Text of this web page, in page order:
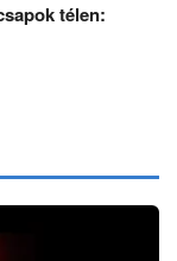
télen: